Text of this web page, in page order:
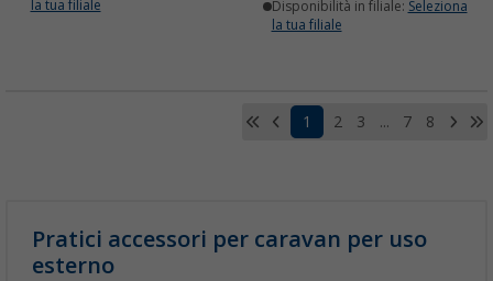
la tua filiale Disponibilità in filiale: Seleziona
la tua filiale
1 2 3 ... 7 8
Pratici accessori per caravan per uso
esterno